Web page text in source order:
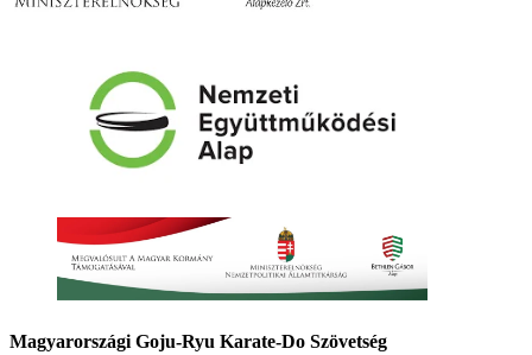
Magyarországi Goju-Ryu Karate-Do Szövetség